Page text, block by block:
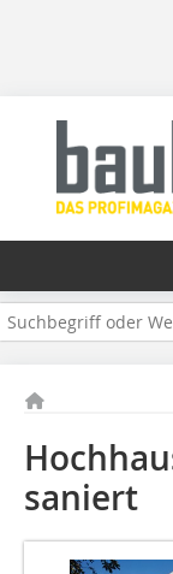
saniert